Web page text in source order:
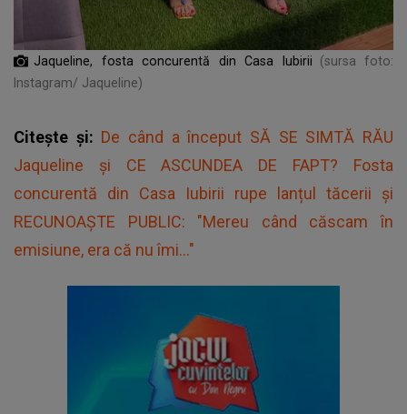
Jaqueline, fosta concurentă din Casa Iubirii
(sursa foto:
Instagram/ Jaqueline)
Citește și: De când a început SĂ SE SIMTĂ RĂU
Jaqueline și CE ASCUNDEA DE FAPT? Fosta
concurentă din Casa Iubirii rupe lanțul tăcerii și
RECUNOAȘTE PUBLIC: "Mereu când căscam în
emisiune, era că nu îmi..."